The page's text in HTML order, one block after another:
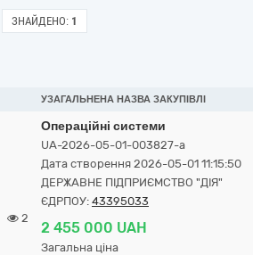
ЗНАЙДЕНО: 1
УЗАГАЛЬНЕНА НАЗВА ЗАКУПІВЛІ
2
Операційні системи
UA-2026-05-01-003827-a
Дата створення 2026-05-01 11:15:50
ДЕРЖАВНЕ ПІДПРИЄМСТВО "ДІЯ"
ЄДРПОУ: 43395033
2 455 000 UAH
Загальна ціна